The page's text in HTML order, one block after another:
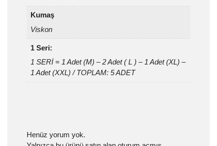
Kumaş
Viskon
1 Seri:
1 SERİ = 1 Adet (M) – 2 Adet ( L ) – 1 Adet (XL) –
1 Adet (XXL) / TOPLAM: 5 ADET
Henüz yorum yok.